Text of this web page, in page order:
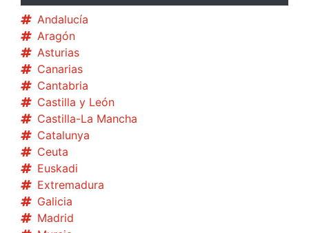
Andalucía
Aragón
Asturias
Canarias
Cantabria
Castilla y León
Castilla-La Mancha
Catalunya
Ceuta
Euskadi
Extremadura
Galicia
Madrid